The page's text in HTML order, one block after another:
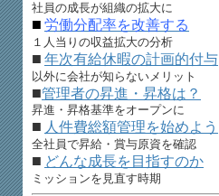
社員の成長が組織の拡大に
■ 労働分配率を改善する
１人当りの収益拡大の分析
■ 年次有給休暇の計画的付与
以外に会社が知らないメリット
■管理者の昇進・昇格は？
昇進・昇格基準をオープンに
■ 人件費総額管理を始めよう
全社員で昇給・賞与原資を確認
■ どんな成長を目指すのか
ミッションを見直す時期